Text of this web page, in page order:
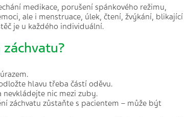
medikace, porušení spánkového režimu,
ale i menstruace, úlek, čtení, žvýkání, blikající
je u každého individuální.
hlavu třeba částí oděvu.
nevkládejte nic mezi zuby.
záchvatu zůstaňte s pacientem – může být